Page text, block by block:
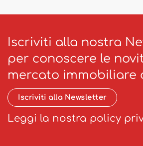
Iscriviti alla nostra
per conoscere le
mercato immobiliare
Iscriviti alla Newsletter
Leggi la nostra policy